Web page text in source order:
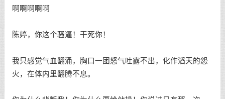
啊啊啊啊啊
陈婷，你这个骚逼！干死你！
我只感觉气血翻涌，胸口一团怒气吐露不出，化作滔天的怨
火，在体内里翻腾不息。